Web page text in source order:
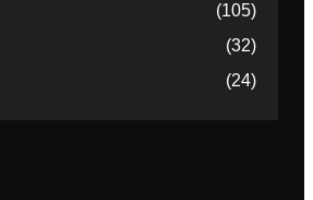
(105)
(32)
(24)